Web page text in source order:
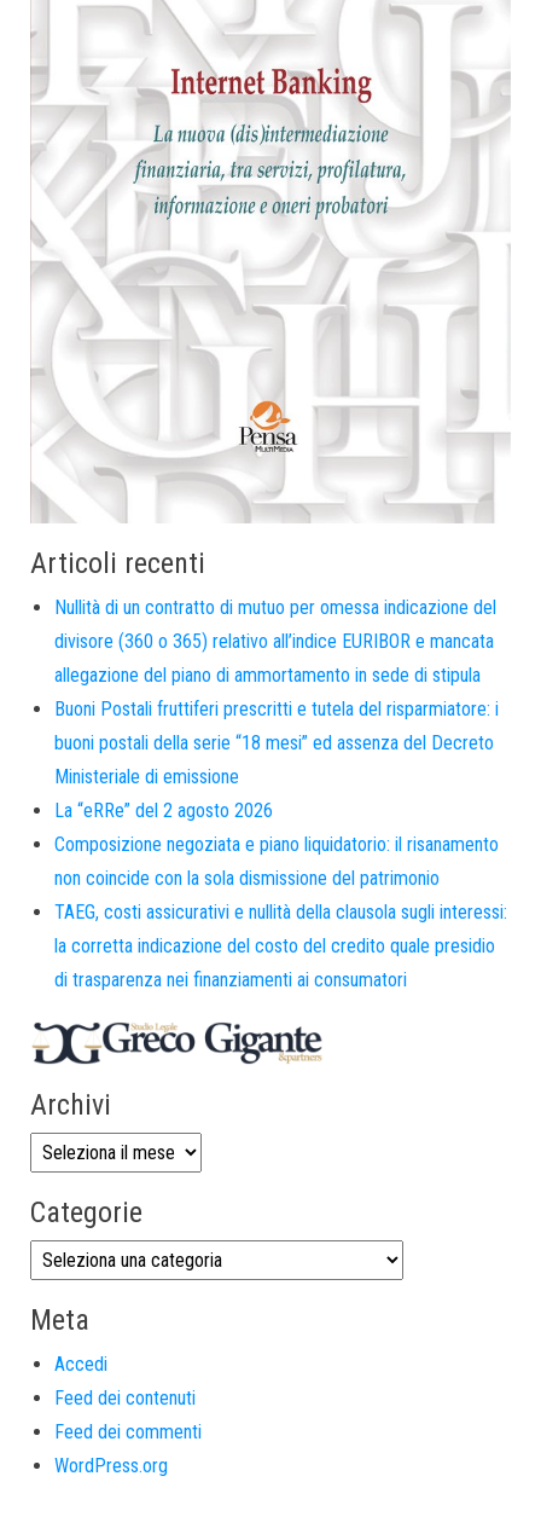
Articoli recenti
Nullità di un contratto di mutuo per omessa indicazione del
divisore (360 o 365) relativo all’indice EURIBOR e mancata
allegazione del piano di ammortamento in sede di stipula
Buoni Postali fruttiferi prescritti e tutela del risparmiatore: i
buoni postali della serie “18 mesi” ed assenza del Decreto
Ministeriale di emissione
La “eRRe” del 2 agosto 2026
Composizione negoziata e piano liquidatorio: il risanamento
non coincide con la sola dismissione del patrimonio
TAEG, costi assicurativi e nullità della clausola sugli interessi:
la corretta indicazione del costo del credito quale presidio
di trasparenza nei finanziamenti ai consumatori
Archivi
Categorie
Meta
Accedi
Feed dei contenuti
Feed dei commenti
WordPress.org